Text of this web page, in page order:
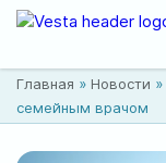
Врачи
Цены
Главная » Новости »
семейным врачом